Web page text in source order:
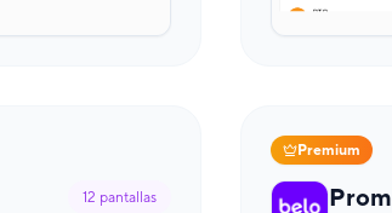
12 pantallas
Premium